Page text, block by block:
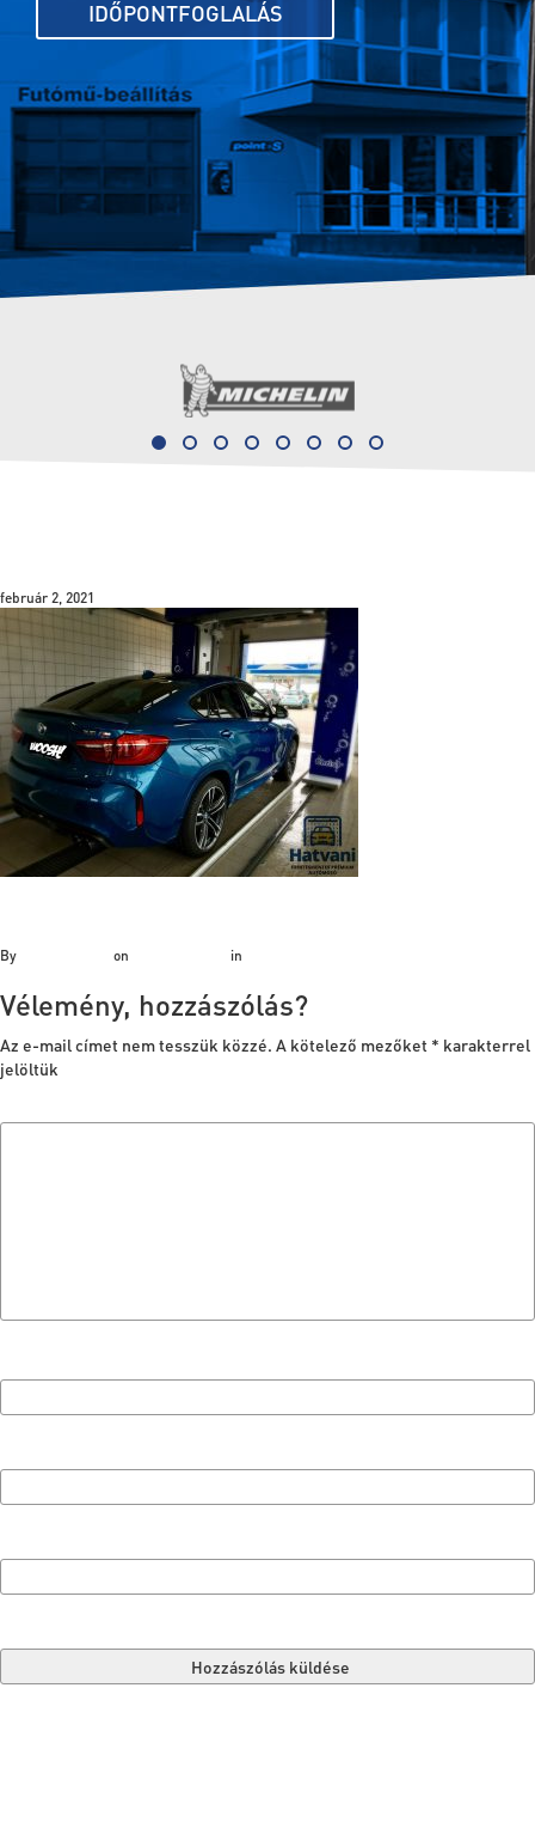
IDŐPONTFOGLALÁS
február 2, 2021
By on in
Vélemény, hozzászólás?
Az e-mail címet nem tesszük közzé. A kötelező mezőket * karakterrel
jelöltük